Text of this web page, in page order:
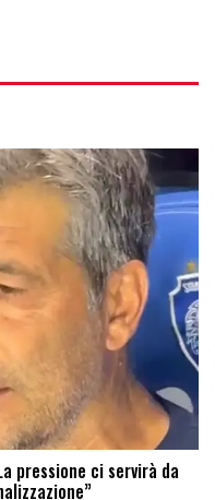
pressione ci servirà da